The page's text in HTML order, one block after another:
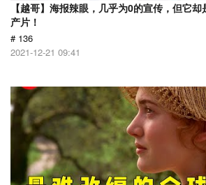
【越哥】海报辣眼，几乎为0的宣传，但它
产片！
# 136
2021-12-21 09:41